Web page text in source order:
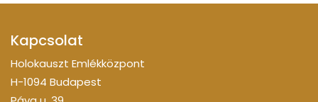
Kapcsolat
Holokauszt Emlékközpont
H-1094 Budapest